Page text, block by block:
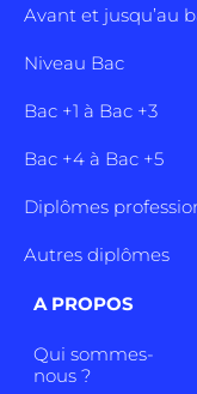
Avant et jusqu’au
Niveau Bac
Bac +1 à Bac +3
Bac +4 à Bac +5
Diplômes
Autres diplômes
A PROPOS
Qui sommes-
nous ?